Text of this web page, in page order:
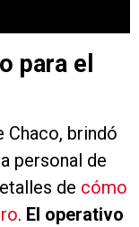
para el
Chaco, brindó
personal de
de cómo
. El operativo